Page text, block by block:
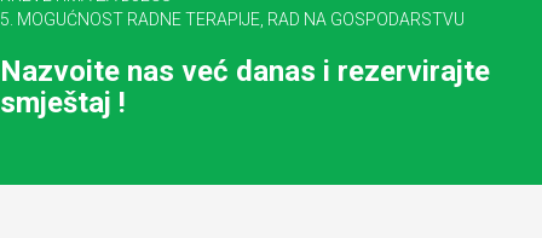
5. MOGUĆNOST RADNE TERAPIJE, RAD NA GOSPODARSTVU
Nazvoite nas već danas i rezervirajte
smještaj !